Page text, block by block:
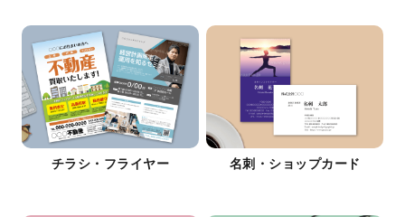
チラシ・フライヤー 名刺・ショップカード